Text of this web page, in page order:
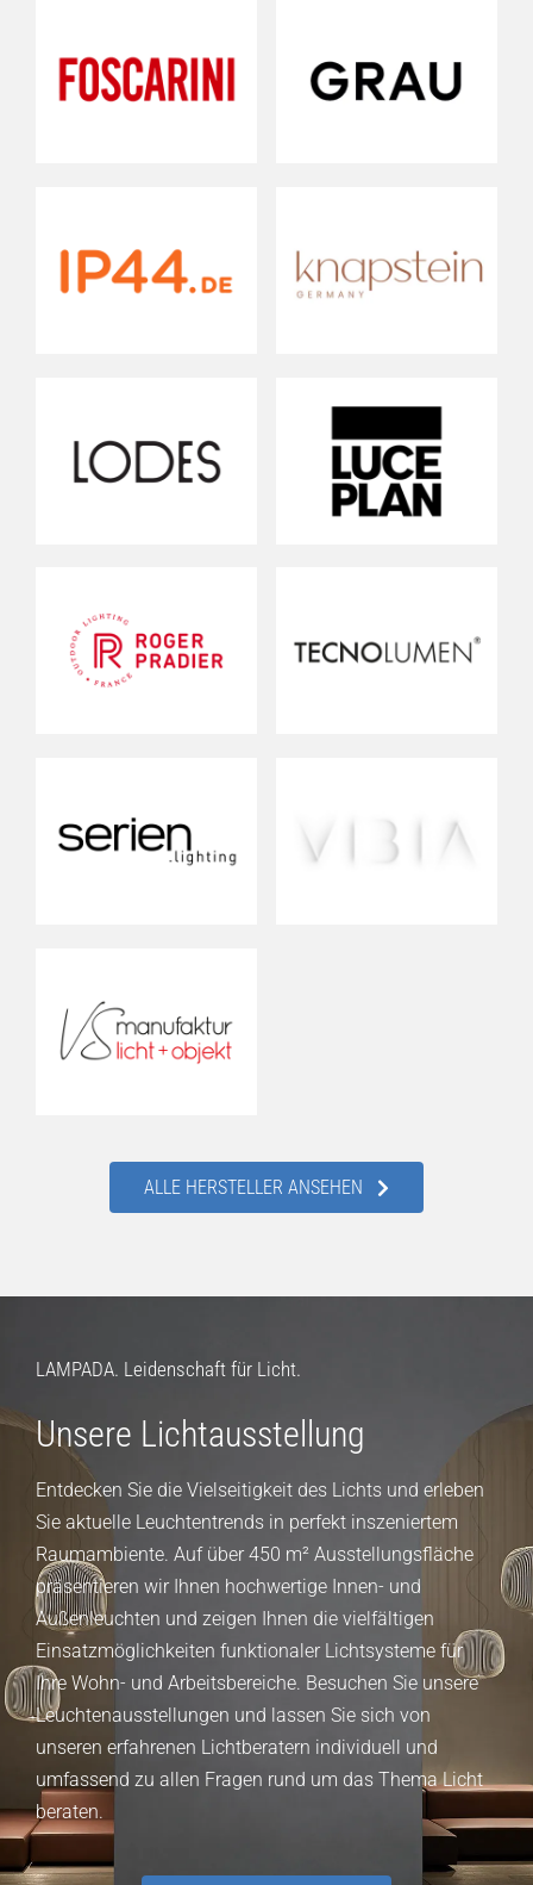
ALLE HERSTELLER ANSEHEN
LAMPADA. Leidenschaft für Licht.
Unsere Lichtausstellung
Entdecken Sie die Vielseitigkeit des Lichts und erleben
Sie aktuelle Leuchtentrends in perfekt inszeniertem
Raumambiente. Auf über 450 m² Ausstellungsfläche
präsentieren wir Ihnen hochwertige Innen- und
Außenleuchten und zeigen Ihnen die vielfältigen
Einsatzmöglichkeiten funktionaler Lichtsysteme für
Ihre Wohn- und Arbeitsbereiche. Besuchen Sie unsere
Leuchtenausstellungen und lassen Sie sich von
unseren erfahrenen Lichtberatern individuell und
umfassend zu allen Fragen rund um das Thema Licht
beraten.